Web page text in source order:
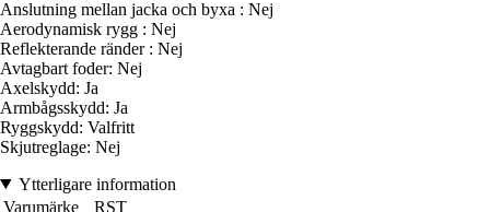
Anslutning mellan jacka och byxa : Nej
Aerodynamisk rygg : Nej
Reflekterande ränder : Nej
Avtagbart foder: Nej
Axelskydd: Ja
Armbågsskydd: Ja
Ryggskydd: Valfritt
Skjutreglage: Nej
Ytterligare information
Varumärke
RST